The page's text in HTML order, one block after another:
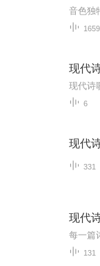
1659
现代
现代诗
6
现代
331
现代
131